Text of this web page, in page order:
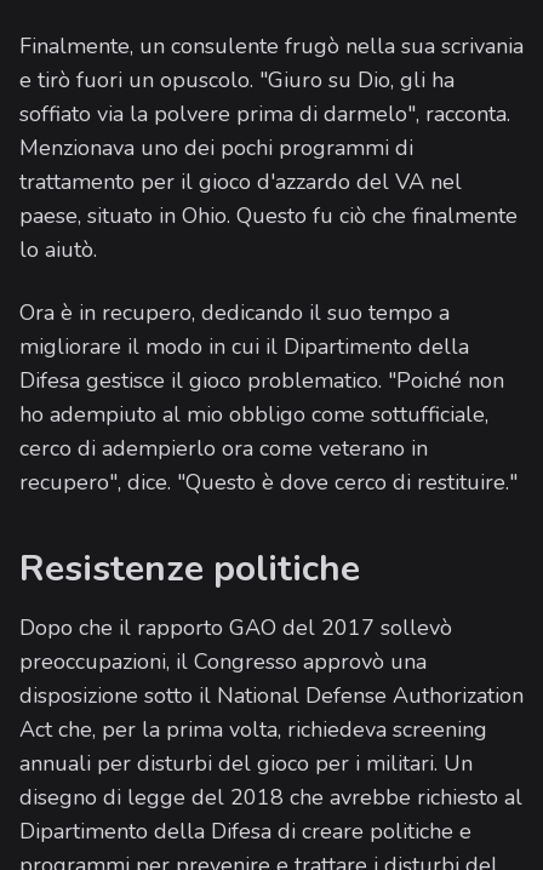
Finalmente, un consulente frugò nella sua scrivania
e tirò fuori un opuscolo. "Giuro su Dio, gli ha
soffiato via la polvere prima di darmelo", racconta.
Menzionava uno dei pochi programmi di
trattamento per il gioco d'azzardo del VA nel
paese, situato in Ohio. Questo fu ciò che finalmente
lo aiutò.
Ora è in recupero, dedicando il suo tempo a
migliorare il modo in cui il Dipartimento della
Difesa gestisce il gioco problematico. "Poiché non
ho adempiuto al mio obbligo come sottufficiale,
cerco di adempierlo ora come veterano in
recupero", dice. "Questo è dove cerco di restituire."
Resistenze politiche
Dopo che il rapporto GAO del 2017 sollevò
preoccupazioni, il Congresso approvò una
disposizione sotto il National Defense Authorization
Act che, per la prima volta, richiedeva screening
annuali per disturbi del gioco per i militari. Un
disegno di legge del 2018 che avrebbe richiesto al
Dipartimento della Difesa di creare politiche e